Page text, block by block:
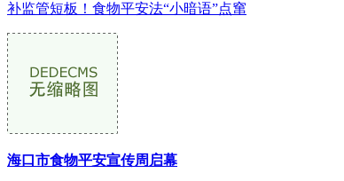
补监管短板！食物平安法“小暗语”点窜
海口市食物平安宣传周启幕